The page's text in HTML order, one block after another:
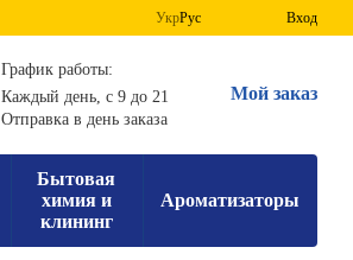
УкрРус Вход
График работы:
Каждый день, с 9 до 21
Отправка в день заказа
Мой заказ
Бытовая
химия и
клининг
Ароматизаторы